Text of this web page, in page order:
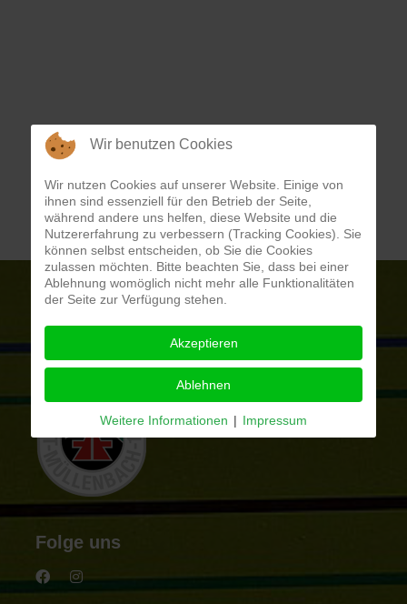
Folge uns
Wir benutzen Cookies
Wir nutzen Cookies auf unserer Website. Einige von
ihnen sind essenziell für den Betrieb der Seite,
während andere uns helfen, diese Website und die
Nutzererfahrung zu verbessern (Tracking Cookies). Sie
können selbst entscheiden, ob Sie die Cookies
zulassen möchten. Bitte beachten Sie, dass bei einer
Ablehnung womöglich nicht mehr alle Funktionalitäten
der Seite zur Verfügung stehen.
Akzeptieren
Ablehnen
Weitere Informationen | Impressum